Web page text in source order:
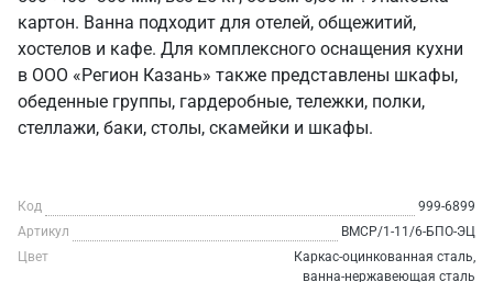
картон. Ванна подходит для отелей, общежитий,
хостелов и кафе. Для комплексного оснащения кухни
в ООО «Регион Казань» также представлены шкафы,
обеденные группы, гардеробные, тележки, полки,
стеллажи, баки, столы, скамейки и шкафы.
Код
999-6899
Артикул
ВМСР/1-11/6-БПО-ЭЦ
Цвет
Каркас-оцинкованная сталь,
ванна-нержавеющая сталь